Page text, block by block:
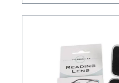
Packungseinheit: 1 Folie
Aufbewahrungsbox